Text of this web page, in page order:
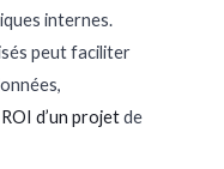
internes.
peut faciliter
d’un projetde